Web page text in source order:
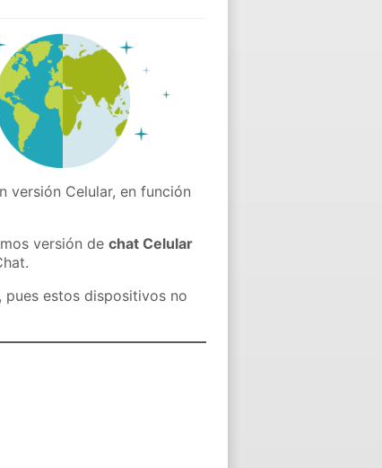
versión Celular, en función
versión dechat Celular
pues estos dispositivos no